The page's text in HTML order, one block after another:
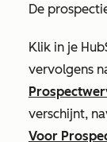
De
Klik in je
vervolgens
verschijnt,
Voor